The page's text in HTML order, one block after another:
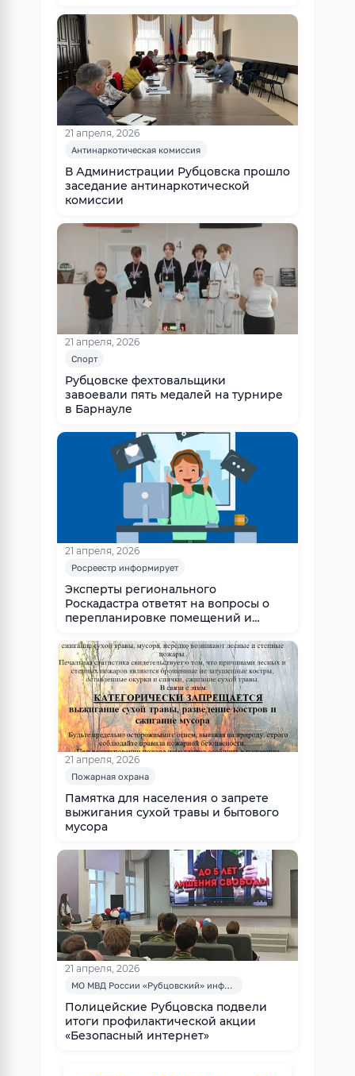
21 апреля, 2026
Антинаркотическая комиссия
В Администрации Рубцовска прошло
заседание антинаркотической
комиссии
21 апреля, 2026
Спорт
Рубцовске фехтовальщики
завоевали пять медалей на турнире
в Барнауле
21 апреля, 2026
Росреестр информирует
Эксперты регионального
Роскадастра ответят на вопросы о
перепланировке помещений и
недвижимости
21 апреля, 2026
Пожарная охрана
Памятка для населения о запрете
выжигания сухой травы и бытового
мусора
21 апреля, 2026
МО МВД России «Рубцовский» информирует
Полицейские Рубцовска подвели
итоги профилактической акции
«Безопасный интернет»